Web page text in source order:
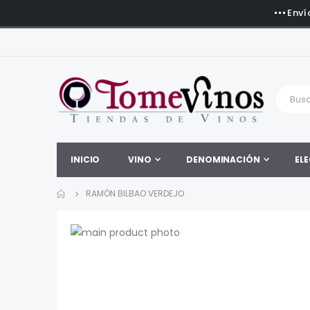
INICIO VINO DENOMINACIÓN
RAMÓN BILBAO VERDEJO
Saltar